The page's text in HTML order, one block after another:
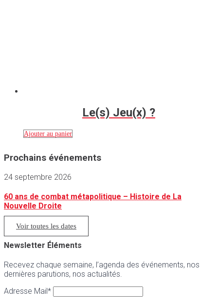
Le(s) Jeu(x) ?
Ajouter au panier
Prochains événements
24 septembre 2026
60 ans de combat métapolitique – Histoire de La
Nouvelle Droite
Voir toutes les dates
Newsletter Éléments
Recevez chaque semaine, l’agenda des événements, nos
dernières parutions, nos actualités.
Adresse Mail*